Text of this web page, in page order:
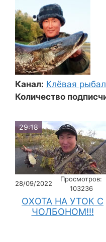
Канал: Клёвая
Количество
29:18
28/09/2022
Просмотров:
103236
ОХОТА НА УТОК С
ЧОЛБОНОМ!!!